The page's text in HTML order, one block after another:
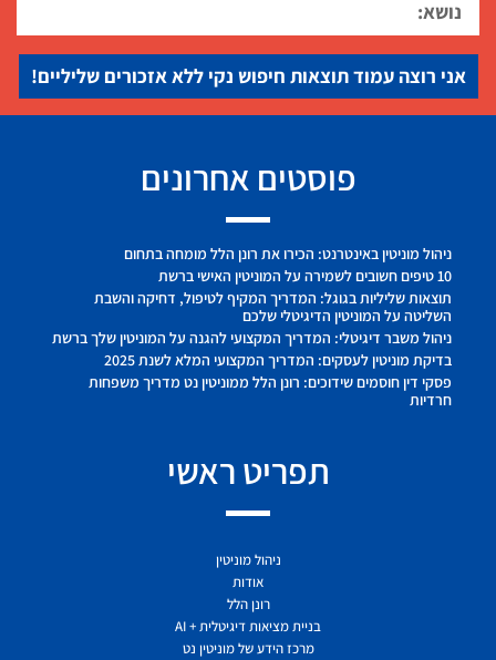
אני רוצה עמוד תוצאות חיפוש נקי ללא אזכורים שליליים!
פוסטים אחרונים
ניהול מוניטין באינטרנט: הכירו את רונן הלל מומחה בתחום
10 טיפים חשובים לשמירה על המוניטין האישי ברשת
תוצאות שליליות בגוגל: המדריך המקיף לטיפול, דחיקה והשבת
השליטה על המוניטין הדיגיטלי שלכם
ניהול משבר דיגיטלי: המדריך המקצועי להגנה על המוניטין שלך ברשת
בדיקת מוניטין לעסקים: המדריך המקצועי המלא לשנת 2025
פסקי דין חוסמים שידוכים: רונן הלל ממוניטין נט מדריך משפחות
חרדיות
תפריט ראשי
ניהול מוניטין
אודות
רונן הלל
בניית מציאות דיגיטלית + AI
מרכז הידע של מוניטין נט